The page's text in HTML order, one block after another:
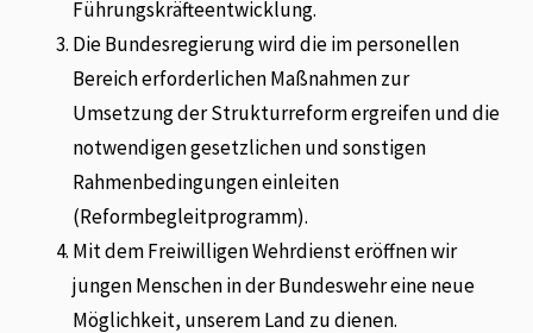
Führungskräfteentwicklung.
Die Bundesregierung wird die im personellen
Bereich erforderlichen Maßnahmen zur
Umsetzung der Strukturreform ergreifen und die
notwendigen gesetzlichen und sonstigen
Rahmenbedingungen einleiten
(Reformbegleitprogramm).
Mit dem Freiwilligen Wehrdienst eröffnen wir
jungen Menschen in der Bundeswehr eine neue
Möglichkeit, unserem Land zu dienen.